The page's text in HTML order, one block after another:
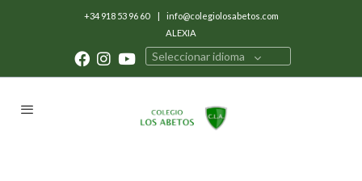
+34 918 53 96 60 |
info@colegiolosabetos.com
ALEXIA
Seleccionar idioma